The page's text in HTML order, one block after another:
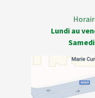
Lundi au
Samedi